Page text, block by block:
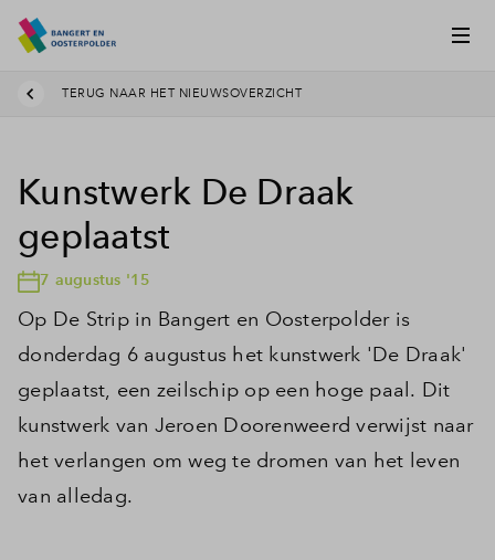
TERUG NAAR HET NIEUWSOVERZICHT
Kunstwerk De Draak
geplaatst
7 augustus '15
Op De Strip in Bangert en Oosterpolder is
donderdag 6 augustus het kunstwerk 'De Draak'
geplaatst, een zeilschip op een hoge paal. Dit
kunstwerk van Jeroen Doorenweerd verwijst naar
het verlangen om weg te dromen van het leven
van alledag.